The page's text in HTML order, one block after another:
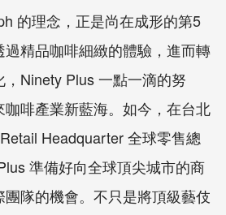
的理念，正是尚在成形的第5
精品咖啡細緻的體驗，進而轉
Ninety Plus 一點一滴的努
啡產業新藍海。如今，在台北
Headquarter 全球零售總
準備好向全球頂尖城市的商
隊的機會。不只是將頂級藝伎